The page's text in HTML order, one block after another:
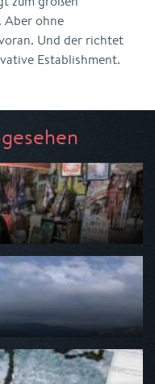
Aber ohne
Und der richtet
Establishment.